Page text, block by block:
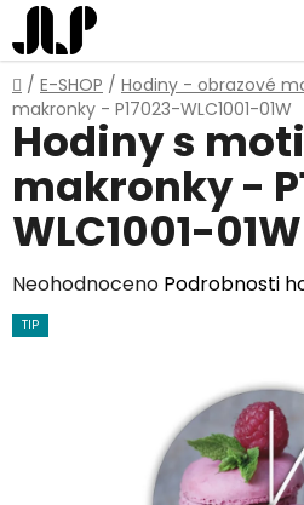
Přejít
na
obsah
Domů
/ E-SHOP / Hodiny - obrazové
makronky - P17023-WLC1001-01W
Hodiny s
makronky -
WLC1001-01W
Průměrné
hodnocení
Neohodnoceno Podrobnosti
TIP